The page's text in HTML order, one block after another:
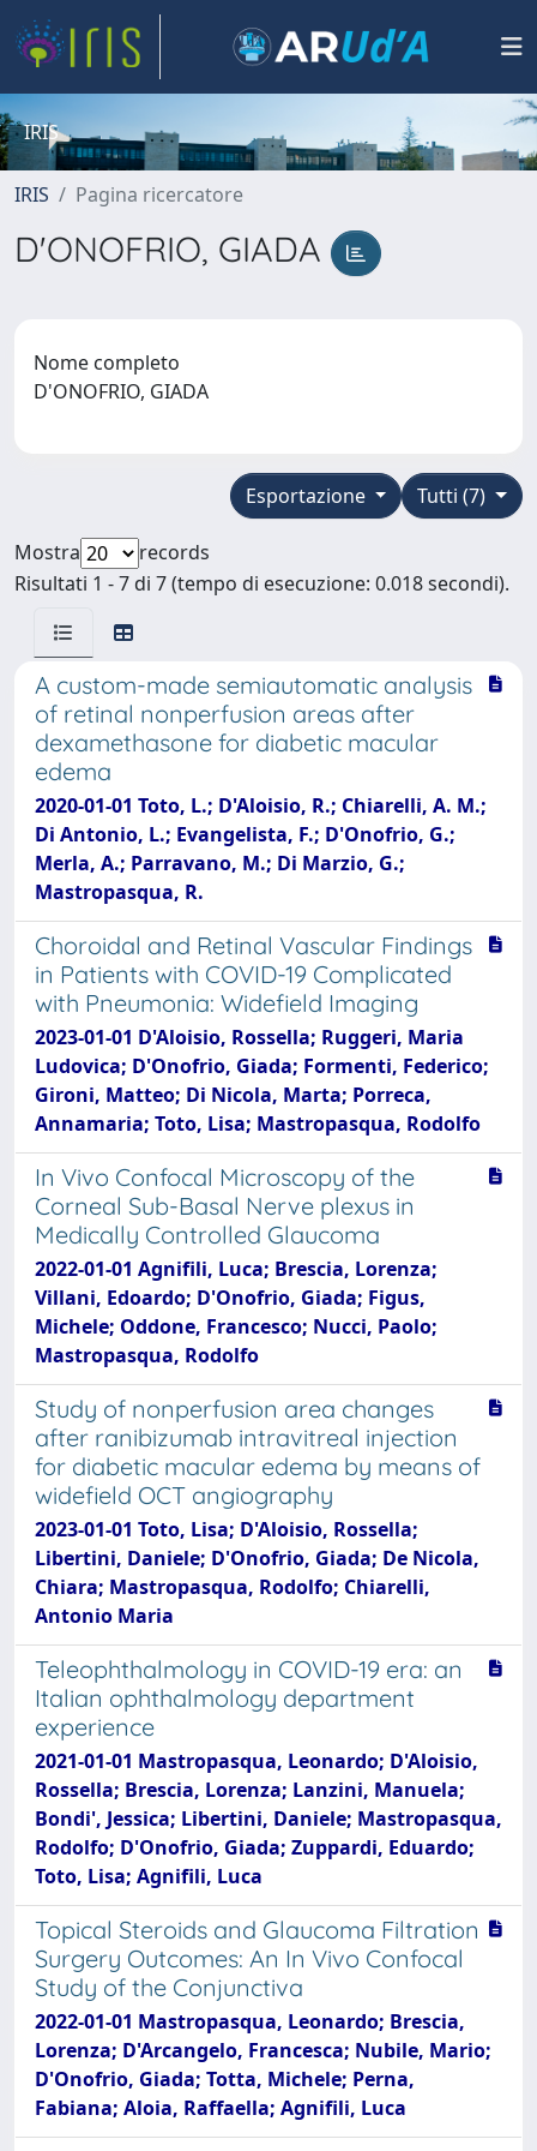
IRIS
IRIS Pagina ricercatore
D'ONOFRIO, GIADA
Nome completo
D'ONOFRIO, GIADA
Tutti (7)
Esportazione
Mostra
records
Risultati 1 - 7 di 7 (tempo di esecuzione: 0.018 secondi).
A custom-made semiautomatic analysis
of retinal nonperfusion areas after
dexamethasone for diabetic macular
edema
2020-01-01 Toto, L.; D'Aloisio, R.; Chiarelli, A. M.;
Di Antonio, L.; Evangelista, F.; D'Onofrio, G.;
Merla, A.; Parravano, M.; Di Marzio, G.;
Mastropasqua, R.
Choroidal and Retinal Vascular Findings
in Patients with COVID-19 Complicated
with Pneumonia: Widefield Imaging
2023-01-01 D'Aloisio, Rossella; Ruggeri, Maria
Ludovica; D'Onofrio, Giada; Formenti, Federico;
Gironi, Matteo; Di Nicola, Marta; Porreca,
Annamaria; Toto, Lisa; Mastropasqua, Rodolfo
In Vivo Confocal Microscopy of the
Corneal Sub-Basal Nerve plexus in
Medically Controlled Glaucoma
2022-01-01 Agnifili, Luca; Brescia, Lorenza;
Villani, Edoardo; D'Onofrio, Giada; Figus,
Michele; Oddone, Francesco; Nucci, Paolo;
Mastropasqua, Rodolfo
Study of nonperfusion area changes
after ranibizumab intravitreal injection
for diabetic macular edema by means of
widefield OCT angiography
2023-01-01 Toto, Lisa; D'Aloisio, Rossella;
Libertini, Daniele; D'Onofrio, Giada; De Nicola,
Chiara; Mastropasqua, Rodolfo; Chiarelli,
Antonio Maria
Teleophthalmology in COVID-19 era: an
Italian ophthalmology department
experience
2021-01-01 Mastropasqua, Leonardo; D'Aloisio,
Rossella; Brescia, Lorenza; Lanzini, Manuela;
Bondi', Jessica; Libertini, Daniele; Mastropasqua,
Rodolfo; D'Onofrio, Giada; Zuppardi, Eduardo;
Toto, Lisa; Agnifili, Luca
Topical Steroids and Glaucoma Filtration
Surgery Outcomes: An In Vivo Confocal
Study of the Conjunctiva
2022-01-01 Mastropasqua, Leonardo; Brescia,
Lorenza; D'Arcangelo, Francesca; Nubile, Mario;
D'Onofrio, Giada; Totta, Michele; Perna,
Fabiana; Aloia, Raffaella; Agnifili, Luca